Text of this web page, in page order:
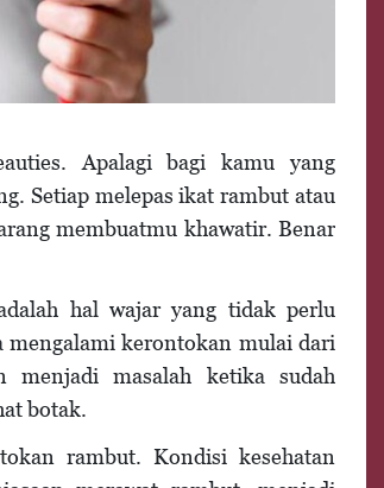
Apalagi bagi kamu yang
Setiap melepas ikat rambut atau
membuatmu khawatir. Benar
hal wajar yang tidak perlu
kerontokan mulai dari
menjadi masalah ketika sudah
botak.
rambut. Kondisi kesehatan